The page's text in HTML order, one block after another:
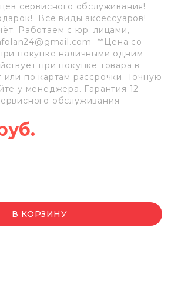
сервисного обслуживания!
Все виды аксессуаров!
Работаем с юр. лицами,
**Цена со
покупке наличными одним
при покупке товара в
или по картам рассрочки. Точную
у менеджера. Гарантия 12
обслуживания
В КОРЗИНУ